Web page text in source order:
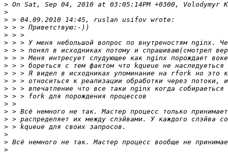
>
>
>
>
>
>
>
>
>
>
>
>
>
>
>
>
>
>
>
>